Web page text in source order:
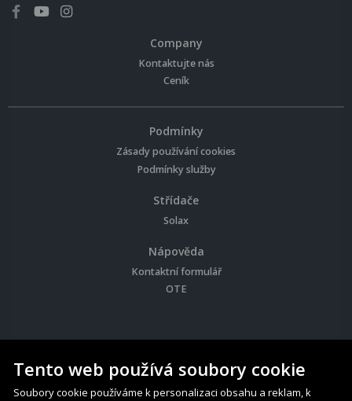
Company
Kontaktujte nás
Ceník
Podmínky
Zásady používání cookies
Podmínky služby
Střídače
Solax
Nápověda
Kontaktní formulář
OTE
© 2026 Solar Charts - Všechna práva vyhrazena
Tento web používá soubory cookie
Soubory cookie používáme k personalizaci obsahu a reklam, k